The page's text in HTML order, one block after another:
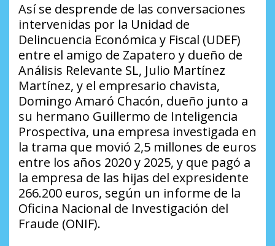
Así se desprende de las conversaciones
intervenidas por la Unidad de
Delincuencia Económica y Fiscal (UDEF)
entre el amigo de Zapatero y dueño de
Análisis Relevante SL, Julio Martínez
Martínez, y el empresario chavista,
Domingo Amaró Chacón, dueño junto a
su hermano Guillermo de Inteligencia
Prospectiva, una empresa investigada en
la trama que movió 2,5 millones de euros
entre los años 2020 y 2025, y que pagó a
la empresa de las hijas del expresidente
266.200 euros, según un informe de la
Oficina Nacional de Investigación del
Fraude (ONIF).